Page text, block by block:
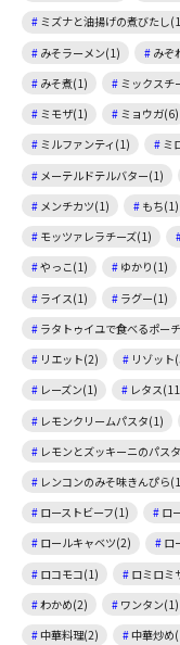
ミズナと油揚げの煮びたし
みそラーメン(1)
みぞ
みそ煮(1)
ミックスチ
ミモザ(1)
ミョウガ(6)
ミルファンティ(1)
ミ
メーテルドテルバター(1)
メンチカツ(1)
もち(1)
モッツァレラチーズ(1)
やっこ(1)
ゆかり(1)
ライス(1)
ラグー(1)
ラタトゥイユで食べるポー
リエット(2)
リゾット
レーズン(1)
レタス
レモンクリームパスタ(1)
レモンとズッキーニのパス
レンコンのみそ味きんぴら
ローストビーフ(1)
ロ
ロールキャベツ(2)
ロ
ロコモコ(1)
ロミロミ
わかめ(2)
ワンタン(1)
中華料理(2)
中華炒め